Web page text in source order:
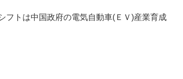
トは中国政府の電気自動車(ＥＶ)産業育成